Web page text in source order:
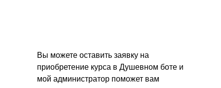
Вы можете оставить заявку на
приобретение курса в Душевном боте и
мой администратор поможет вам